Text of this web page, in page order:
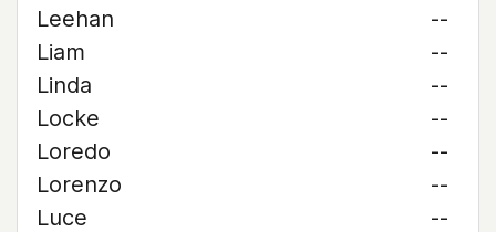
Leehan
--
Liam
--
Linda
--
Locke
--
Loredo
--
Lorenzo
--
Luce
--